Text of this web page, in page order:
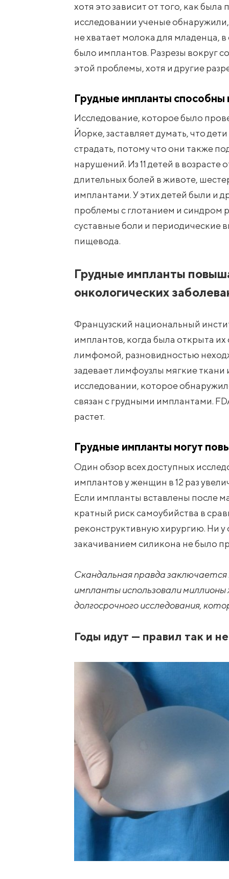
хотя это зависит от того, как
исследовании ученые
не хватает молока для младенца,
было имплантов. Разрезы вокруг
этой проблемы, хотя и другие
Грудные импланты способны
Исследование, которое было
Йорке, заставляет думать, что
страдать, потому что они также
нарушений. Из 11 детей в возрасте
длительных болей в животе,
имплантами. У этих детей были и
проблемы с глотанием и синдром
суставные боли и периодические
пищевода.
Грудные импланты
онкологических
Французский национальный
имплантов, когда была открыта
лимфомой, разновидностью
задевает лимфоузлы мягкие
исследовании, которое
связан с грудными имплантами.
растет.
Грудные импланты могут
Один обзор всех доступных
имплантов у женщин в 12 раз
Если импланты вставлены после
кратный риск самоубийства в
реконструктивную хирургию. Ни
закачиванием силикона не было
Скандальная правда
импланты использовали миллионы
долгосрочного исследования,
Годы идут — правил так и